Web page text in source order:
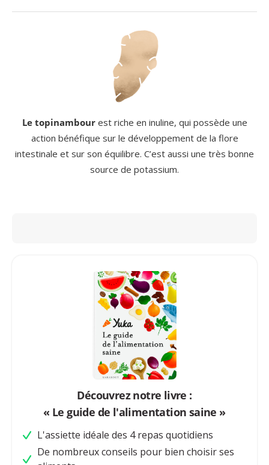
Le topinambourest riche en inuline, qui possède une
action bénéfique sur le développement de la flore
intestinale et sur son équilibre. C’est aussi une très bonne
source de potassium.
Découvrez notre livre :
« Le guide de l'alimentation saine »
L'assiette idéale des 4 repas quotidiens
De nombreux conseils pour bien choisir ses